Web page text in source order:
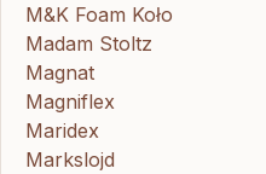
M&K Foam Koło
Madam Stoltz
Magnat
Magniflex
Maridex
Markslojd